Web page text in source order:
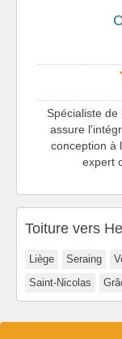
Spécialiste de
assure
conception à
expert
Toiture vers
Liège Seraing
Saint-Nicolas